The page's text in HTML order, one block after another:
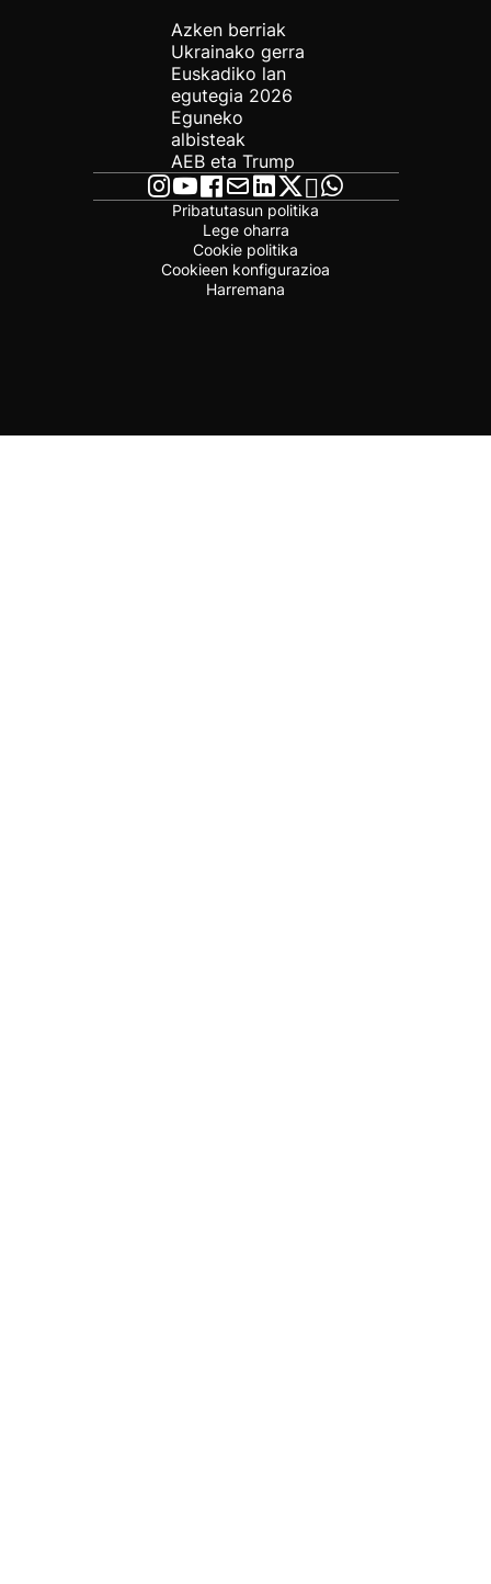
Azken berriak
Ukrainako gerra
Euskadiko lan
egutegia 2026
Eguneko
albisteak
AEB eta Trump
Pribatutasun politika
Lege oharra
Cookie politika
Cookieen konfigurazioa
Harremana